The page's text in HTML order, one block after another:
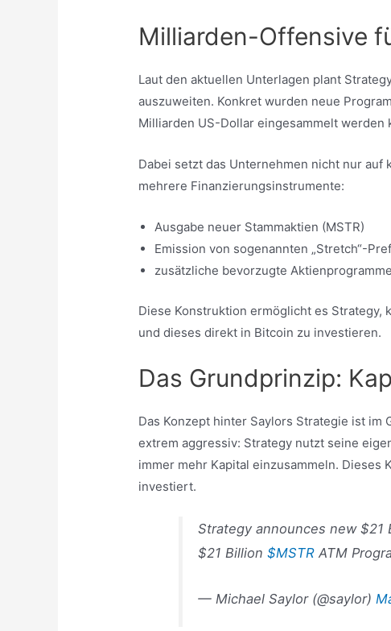
Milliarden-Offensive
Laut den aktuellen Unterlagen plant
auszuweiten. Konkret wurden neue
Milliarden US-Dollar eingesammelt werden
Dabei setzt das Unternehmen nicht nur
mehrere Finanzierungsinstrumente:
Ausgabe neuer Stammaktien (MSTR)
Emission von sogenannten „Stretch“-
zusätzliche bevorzugte Aktienprogramme
Diese Konstruktion ermöglicht es Strategy,
und dieses direkt in Bitcoin zu investieren.
Das Grundprinzip:
Das Konzept hinter Saylors Strategie ist im
extrem aggressiv: Strategy nutzt seine
immer mehr Kapital einzusammeln. Dieses
investiert.
Strategy announces new $21
$21 Billion$MSTR ATM
— Michael Saylor (@saylor)